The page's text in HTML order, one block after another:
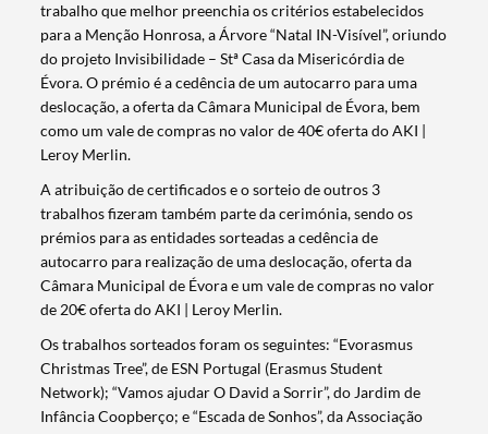
trabalho que melhor preenchia os critérios estabelecidos
para a Menção Honrosa, a Árvore “Natal IN-Visível”, oriundo
do projeto Invisibilidade – Stª Casa da Misericórdia de
Évora. O prémio é a cedência de um autocarro para uma
deslocação, a oferta da Câmara Municipal de Évora, bem
como um vale de compras no valor de 40€ oferta do AKI |
Leroy Merlin.
A atribuição de certificados e o sorteio de outros 3
trabalhos fizeram também parte da cerimónia, sendo os
prémios para as entidades sorteadas a cedência de
autocarro para realização de uma deslocação, oferta da
Câmara Municipal de Évora e um vale de compras no valor
de 20€ oferta do AKI | Leroy Merlin.
Os trabalhos sorteados foram os seguintes: “Evorasmus
Christmas Tree”, de ESN Portugal (Erasmus Student
Network); “Vamos ajudar O David a Sorrir”, do Jardim de
Infância Coopberço; e “Escada de Sonhos”, da Associação